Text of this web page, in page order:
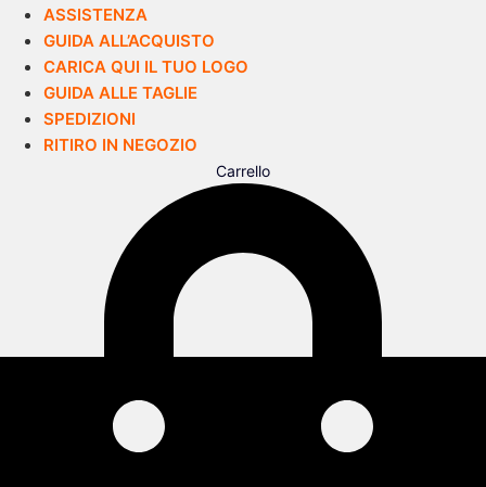
ASSISTENZA
GUIDA ALL’ACQUISTO
CARICA QUI IL TUO LOGO
GUIDA ALLE TAGLIE
SPEDIZIONI
RITIRO IN NEGOZIO
Carrello